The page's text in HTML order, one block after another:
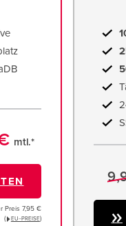
mtl.*
Preis 7,95 €
(
EU−PREISE)